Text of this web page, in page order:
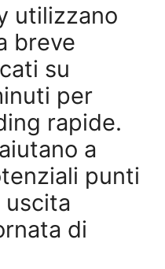
utilizzano
breve
su
per
rapide.
a
punti
uscita
di